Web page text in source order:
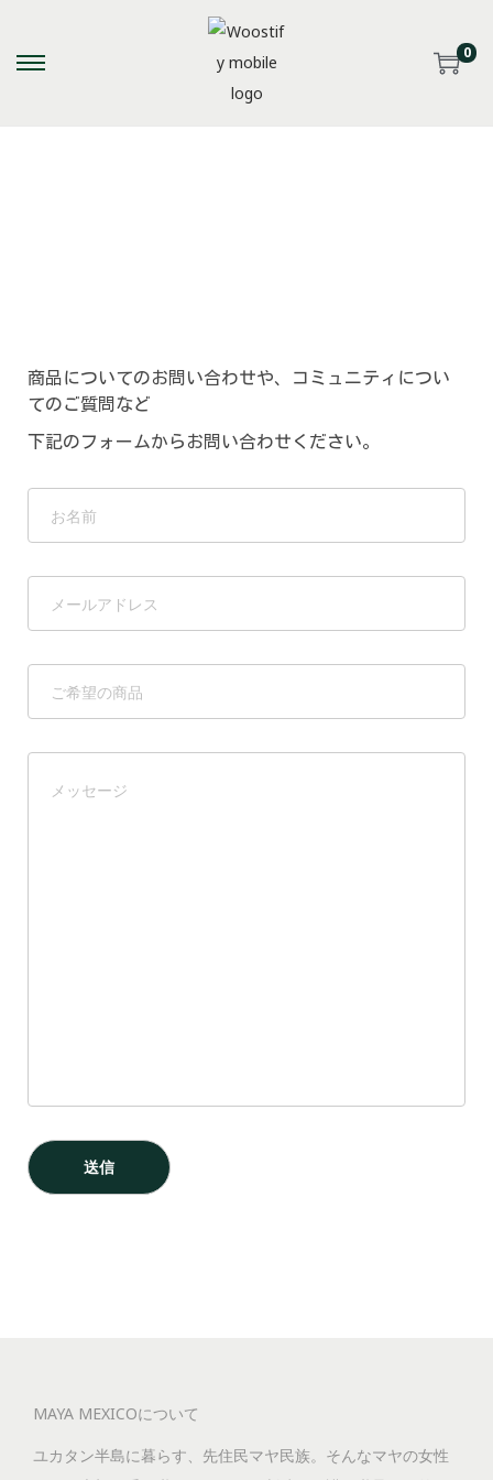
0
商品についてのお問い合わせや、コミュニティについ
てのご質問など
下記のフォームからお問い合わせください。
MAYA MEXICOについて
ユカタン半島に暮らす、先住民マヤ民族。そんなマヤの女性